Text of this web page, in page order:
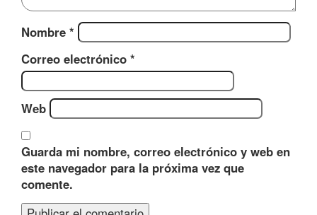
Nombre *
Correo electrónico *
Web
Guarda mi nombre, correo electrónico y web en
este navegador para la próxima vez que
comente.